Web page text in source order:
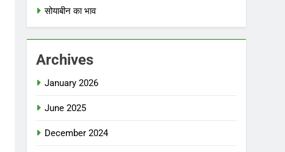
सोयाबीन का भाव
Archives
January 2026
June 2025
December 2024